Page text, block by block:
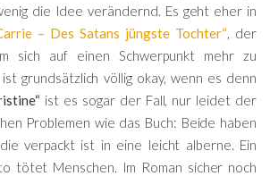
die Idee verändernd. Es geht eher in
– Des Satans jüngste Tochter“, der
sich auf einen Schwerpunkt mehr zu
grundsätzlich völlig okay, wenn es denn
ist es sogar der Fall, nur leidet der
Problemen wie das Buch: Beide haben
verpackt ist in eine leicht alberne. Ein
tötet Menschen. Im Roman sicher noch